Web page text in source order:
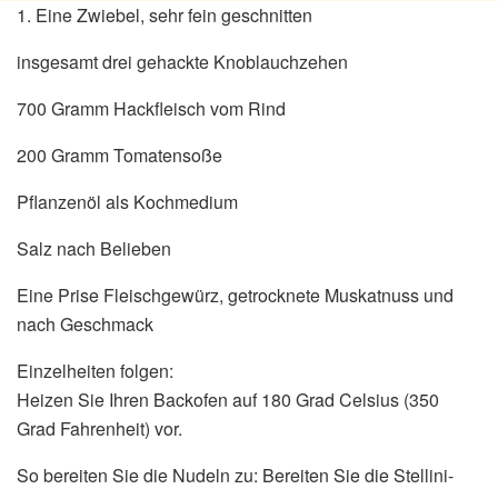
1. Eine Zwiebel, sehr fein geschnitten
insgesamt drei gehackte Knoblauchzehen
700 Gramm Hackfleisch vom Rind
200 Gramm Tomatensoße
Pflanzenöl als Kochmedium
Salz nach Belieben
Eine Prise Fleischgewürz, getrocknete Muskatnuss und
nach Geschmack
Einzelheiten folgen:
Heizen Sie Ihren Backofen auf 180 Grad Celsius (350
Grad Fahrenheit) vor.
So bereiten Sie die Nudeln zu: Bereiten Sie die Stellini-